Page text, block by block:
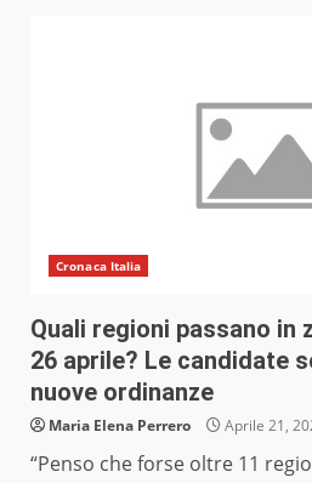
Cronaca Italia
Quali regioni passano in
26 aprile? Le candidate
nuove ordinanze
Maria Elena Perrero Aprile 21,
“Penso che forse oltre 11